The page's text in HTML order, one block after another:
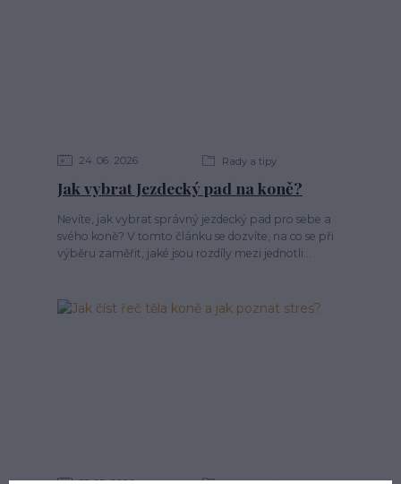
24 06 2026 Rady a tipy
Jak vybrat Jezdecký pad na koně?
Nevíte, jak vybrat správný jezdecký pad pro sebe a
svého koně? V tomto článku se dozvíte, na co se při
výběru zaměřit, jaké jsou rozdíly mezi jednotli...